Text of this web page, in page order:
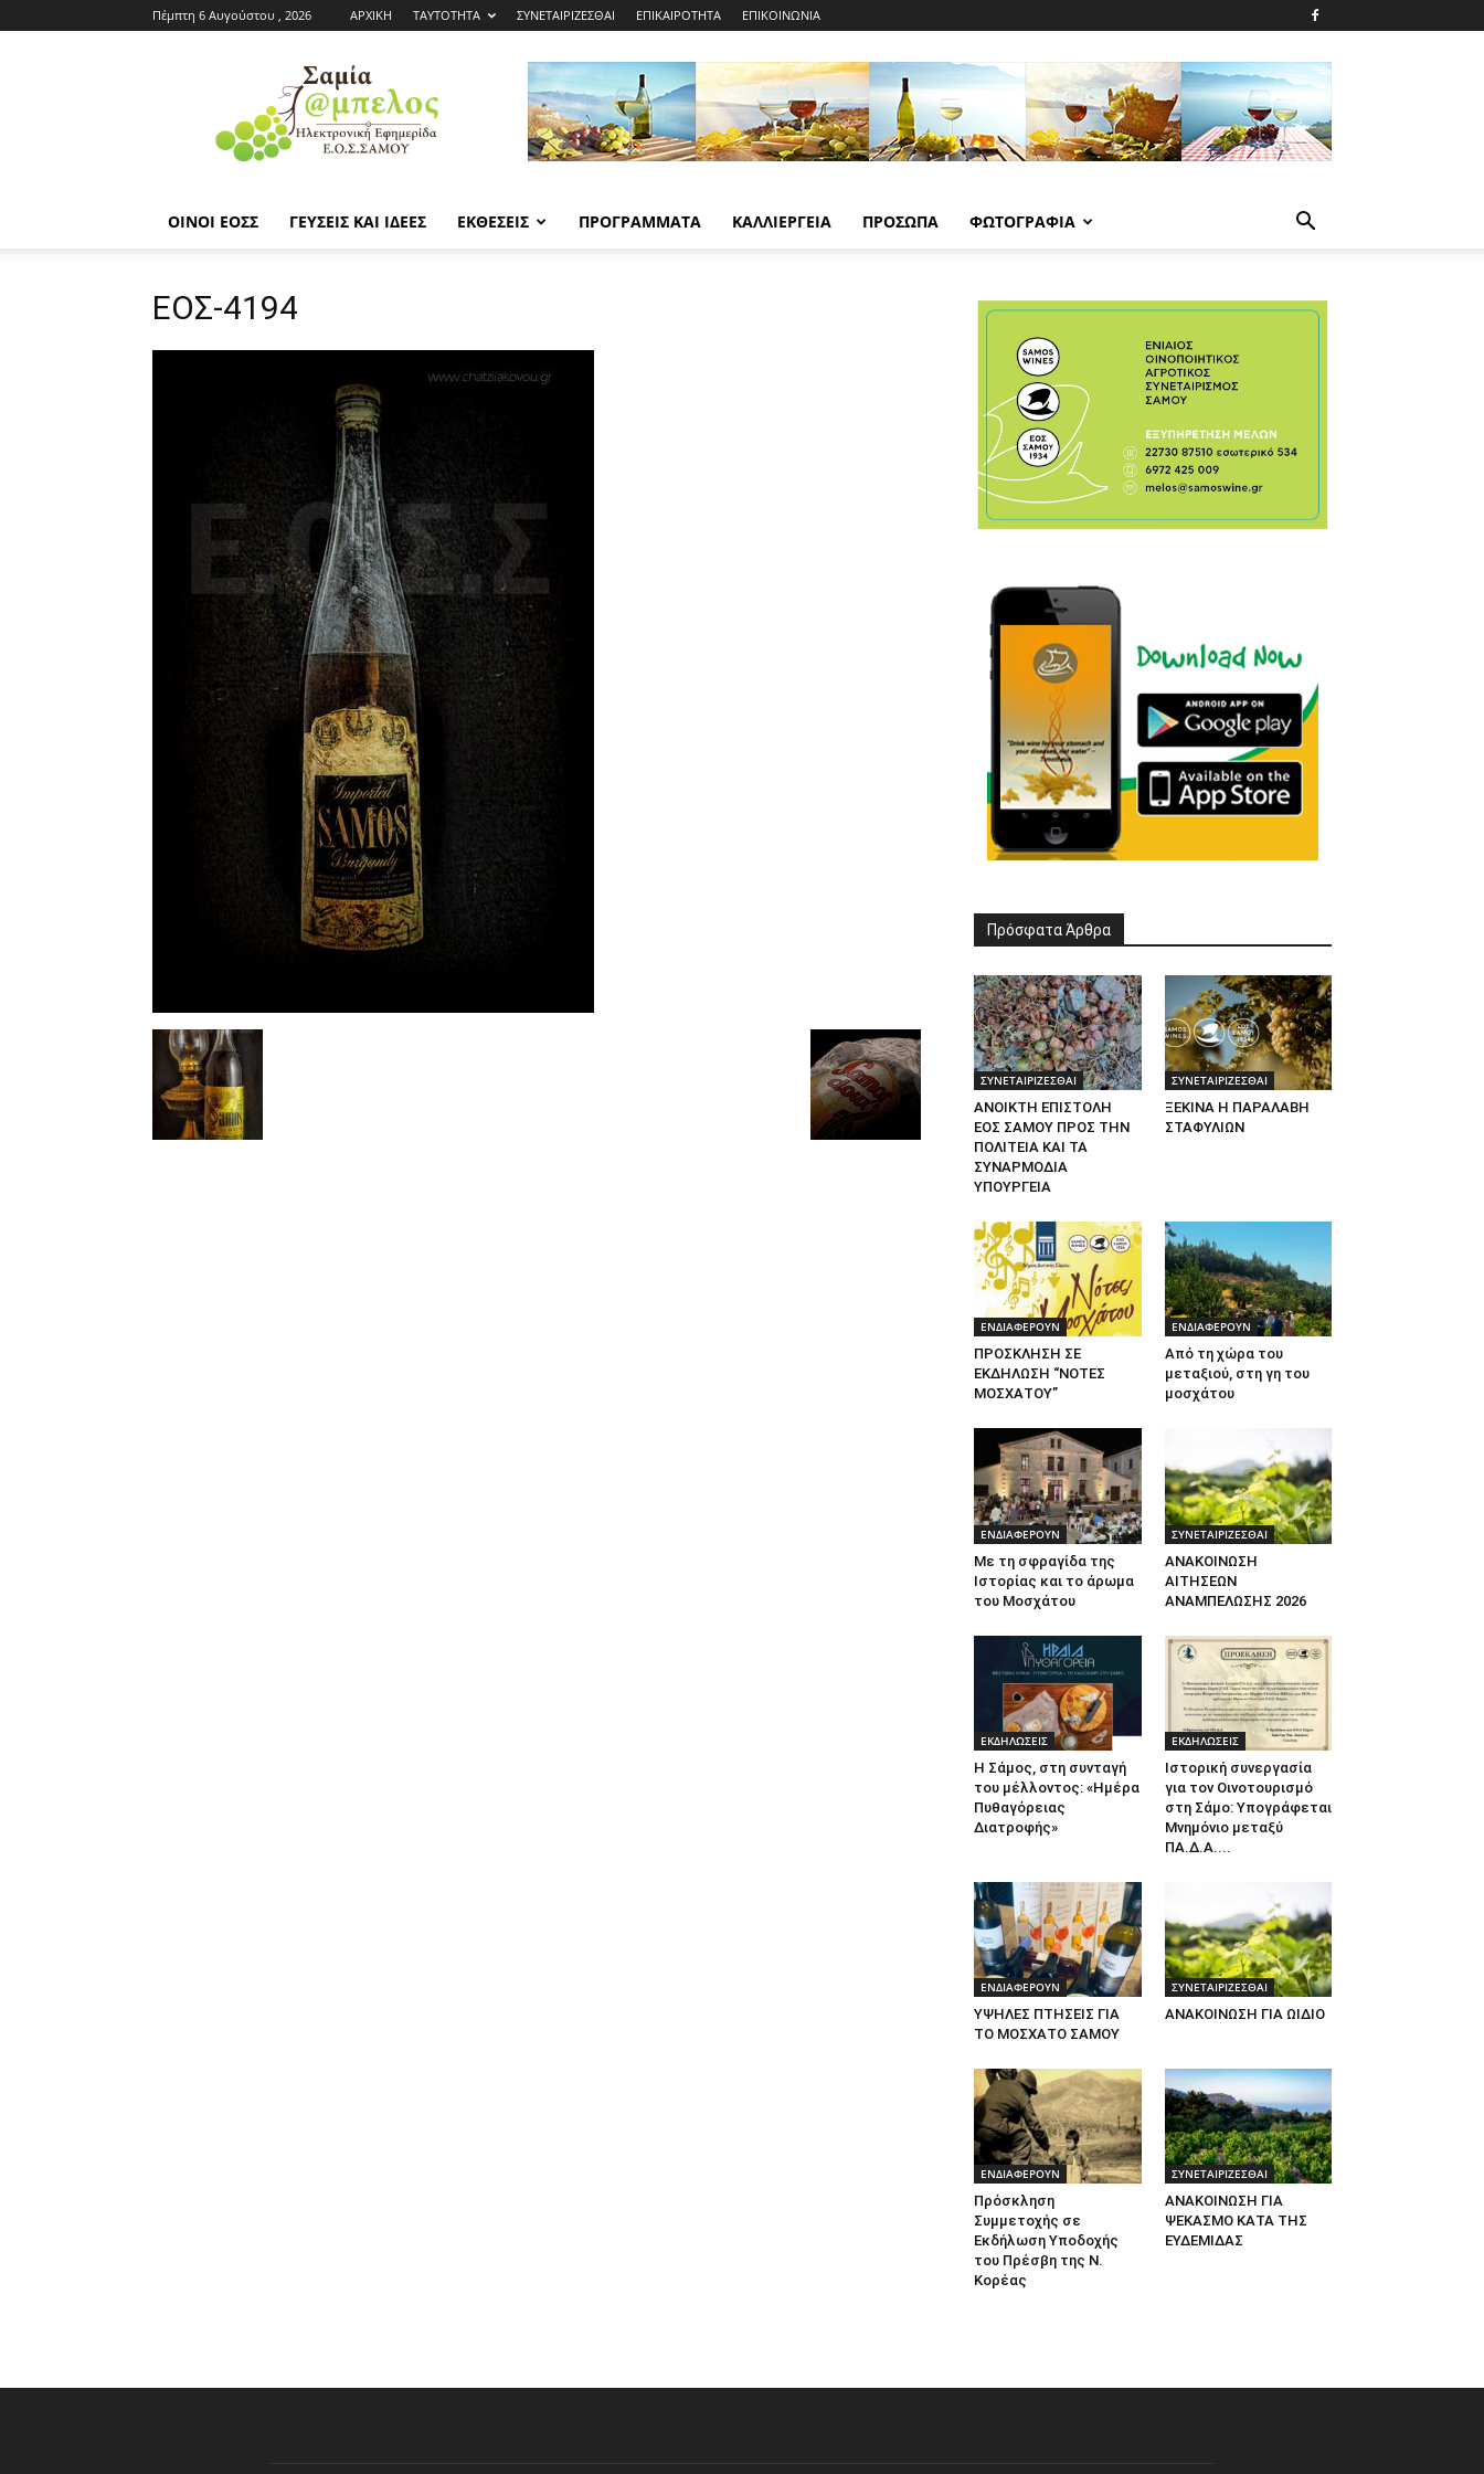
Πέμπτη 6 Αυγούστου , 2026 ΑΡΧΙΚΗ ΤΑΥΤΟΤΗΤΑ ΣΥΝΕΤΑΙΡΙΖΕΣΘΑΙ ΕΠΙΚΑΙΡΟΤΗΤΑ ΕΠΙΚΟΙΝΩΝΙΑ
Εφημερίδα
ΕΟΣΣ
|
Σαμία
ΟΙΝΟΙ ΕΟΣΣ ΓΕΥΣΕΙΣ ΚΑΙ ΙΔΕΕΣ ΕΚΘΕΣΕΙΣ ΠΡΟΓΡΑΜΜΑΤΑ ΚΑΛΛΙΕΡΓΕΙΑ ΠΡΟΣΩΠΑ ΦΩΤΟΓΡΑΦΙΑ
ΕΟΣ-4194
Πρόσφατα Άρθρα
ΣΥΝΕΤΑΙΡΙΖΕΣΘΑΙ
ΑΝΟΙΚΤΗ ΕΠΙΣΤΟΛΗ
ΕΟΣ ΣΑΜΟΥ ΠΡΟΣ ΤΗΝ
ΠΟΛΙΤΕΙΑ ΚΑΙ ΤΑ
ΣΥΝΑΡΜΟΔΙΑ
ΥΠΟΥΡΓΕΙΑ
ΣΥΝΕΤΑΙΡΙΖΕΣΘΑΙ
ΞΕΚΙΝΑ Η ΠΑΡΑΛΑΒΗ
ΣΤΑΦΥΛΙΩΝ
ΕΝΔΙΑΦΕΡΟΥΝ
ΠΡΟΣΚΛΗΣΗ ΣΕ
ΕΚΔΗΛΩΣΗ “ΝΟΤΕΣ
ΜΟΣΧΑΤΟΥ”
ΕΝΔΙΑΦΕΡΟΥΝ
Από τη χώρα του
μεταξιού, στη γη του
μοσχάτου
ΕΝΔΙΑΦΕΡΟΥΝ
Με τη σφραγίδα της
Ιστορίας και το άρωμα
του Μοσχάτου
ΣΥΝΕΤΑΙΡΙΖΕΣΘΑΙ
ΑΝΑΚΟΙΝΩΣΗ
ΑΙΤΗΣΕΩΝ
ΑΝΑΜΠΕΛΩΣΗΣ 2026
ΕΚΔΗΛΩΣΕΙΣ
Η Σάμος, στη συνταγή
του μέλλοντος: «Ημέρα
Πυθαγόρειας
Διατροφής»
ΕΚΔΗΛΩΣΕΙΣ
Ιστορική συνεργασία
για τον Οινοτουρισμό
στη Σάμο: Υπογράφεται
Μνημόνιο μεταξύ
ΠΑ.Δ.Α....
ΕΝΔΙΑΦΕΡΟΥΝ
ΥΨΗΛΕΣ ΠΤΗΣΕΙΣ ΓΙΑ
ΤΟ ΜΟΣΧΑΤΟ ΣΑΜΟΥ
ΣΥΝΕΤΑΙΡΙΖΕΣΘΑΙ
ΑΝΑΚΟΙΝΩΣΗ ΓΙΑ ΩΙΔΙΟ
ΕΝΔΙΑΦΕΡΟΥΝ
Πρόσκληση
Συμμετοχής σε
Εκδήλωση Υποδοχής
του Πρέσβη της Ν.
Κορέας
ΣΥΝΕΤΑΙΡΙΖΕΣΘΑΙ
ΑΝΑΚΟΙΝΩΣΗ ΓΙΑ
ΨΕΚΑΣΜΟ ΚΑΤΑ ΤΗΣ
ΕΥΔΕΜΙΔΑΣ